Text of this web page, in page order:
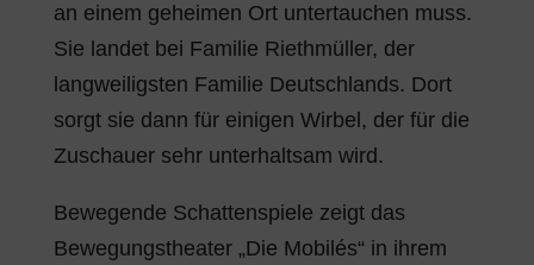
an einem geheimen Ort untertauchen muss.
Sie landet bei Familie Riethmüller, der
langweiligsten Familie Deutschlands. Dort
sorgt sie dann für einigen Wirbel, der für die
Zuschauer sehr unterhaltsam wird.
Bewegende Schattenspiele zeigt das
Bewegungstheater „Die Mobilés“ in ihrem